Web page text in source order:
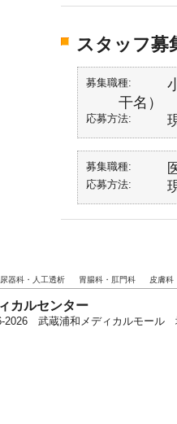
スタッフ募
募集職種:
干名）
応募方法:
募集職種:
応募方法:
器科・人工透析 胃腸科・肛門科 皮膚科
カルセンター
2026 武蔵浦和メディカルモール